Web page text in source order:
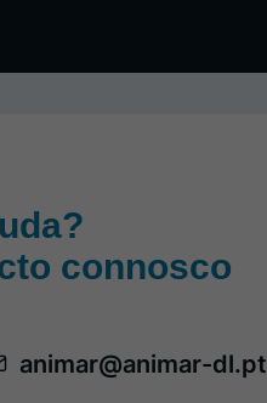
connosco
animar@animar-dl.pt